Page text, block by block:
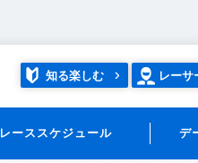
知る楽しむ レーサ
レーススケジュール デ